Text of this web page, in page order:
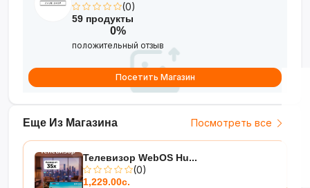
Еще Из Магазина Посмотреть все
Телевизор WebOS Hu...
(0)
1,229.00с.
(0)
59 продукты
0%
положительный отзыв
Посетить Магазин